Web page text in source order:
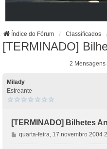
Índice do Fórum Classificados
[TERMINADO]
2 Mensagens
Milady
Estreante
[TERMINADO] Bilhetes
M
e
quarta-feira, 17 novembro 2004